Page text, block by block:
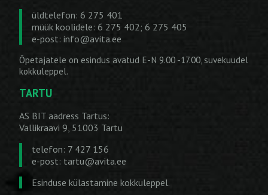
üldtelefon: 6 275 401
müük koolidele: 6 275 402; 6 275 405
e-post: info@avita.ee
Õpetajatele on esindus avatud E-N 9.00 -17.00, suvekuudel
kokkuleppel.
TARTU
AS BIT aadress Tartus:
Vallikraavi 9, 51003 Tartu
telefon: 7 427 156
e-post: tartu@avita.ee
Esinduse külastamine kokkuleppel.